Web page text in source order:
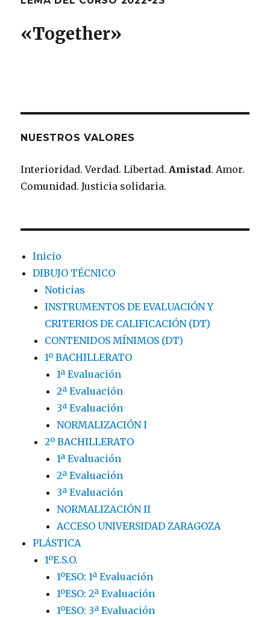
«Together»
NUESTROS VALORES
Interioridad. Verdad. Libertad. Amistad. Amor.
Comunidad. Justicia solidaria.
Inicio
DIBUJO TÉCNICO
Noticias
INSTRUMENTOS DE EVALUACIÓN Y
CRITERIOS DE CALIFICACIÓN (DT)
CONTENIDOS MÍNIMOS (DT)
1º BACHILLERATO
1ª Evaluación
2ª Evaluación
3ª Evaluación
NORMALIZACIÓN I
2º BACHILLERATO
1ª Evaluación
2ª Evaluación
3ª Evaluación
NORMALIZACIÓN II
ACCESO UNIVERSIDAD ZARAGOZA
PLÁSTICA
1ºE.S.O.
1ºESO: 1ª Evaluación
1ºESO: 2ª Evaluación
1ºESO: 3ª Evaluación